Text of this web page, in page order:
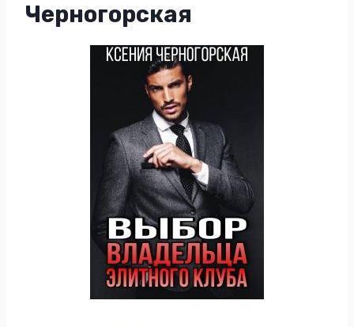
Черногорская